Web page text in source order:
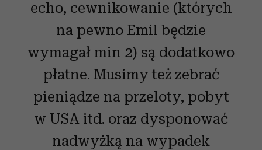
społecznościowym, reklamowym i analitycznym.
Partnerzy mogą połączyć te informacje z innymi danymi
otrzymanymi od Ciebie lub uzyskanymi podczas
korzystania z ich usług.
echo, cewnikowanie (których
na pewno Emil będzie
wymagał min 2) są dodatkowo
płatne. Musimy też zebrać
pieniądze na przeloty, pobyt
w USA itd. oraz dysponować
nadwyżką na wypadek